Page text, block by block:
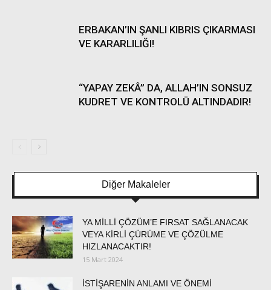
ERBAKAN’IN ŞANLI KIBRIS ÇIKARMASI
VE KARARLILIĞI!
“YAPAY ZEKÂ” DA, ALLAH’IN SONSUZ
KUDRET VE KONTROLÜ ALTINDADIR!
Diğer Makaleler
YA MİLLİ ÇÖZÜM’E FIRSAT SAĞLANACAK
VEYA KİRLİ ÇÜRÜME VE ÇÖZÜLME
HIZLANACAKTIR!
15 Mart 2024
İSTİŞARENİN ANLAMI VE ÖNEMİ